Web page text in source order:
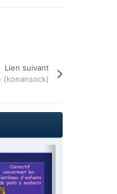
Lien suivant
(konansock)